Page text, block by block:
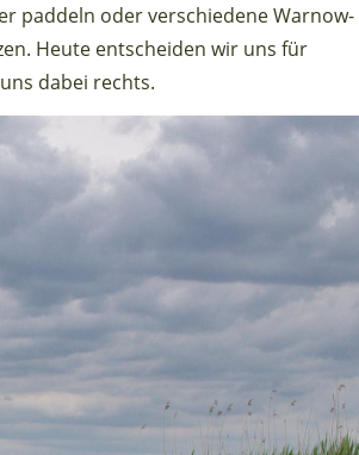
paddeln oder verschiedene Warnow-
Heute entscheiden wir uns für
dabei rechts.